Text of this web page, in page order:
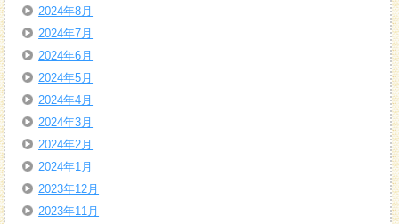
2024年8月
2024年7月
2024年6月
2024年5月
2024年4月
2024年3月
2024年2月
2024年1月
2023年12月
2023年11月